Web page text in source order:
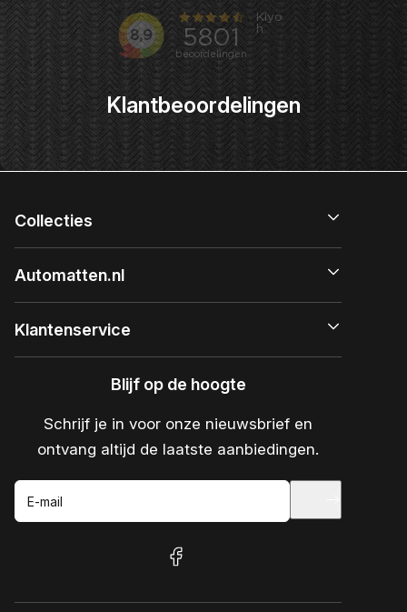
Klantbeoordelingen
Collecties
Automatten.nl
Klantenservice
Blijf op de hoogte
Schrijf je in voor onze nieuwsbrief en
ontvang altijd de laatste aanbiedingen.
E-mail
facebook